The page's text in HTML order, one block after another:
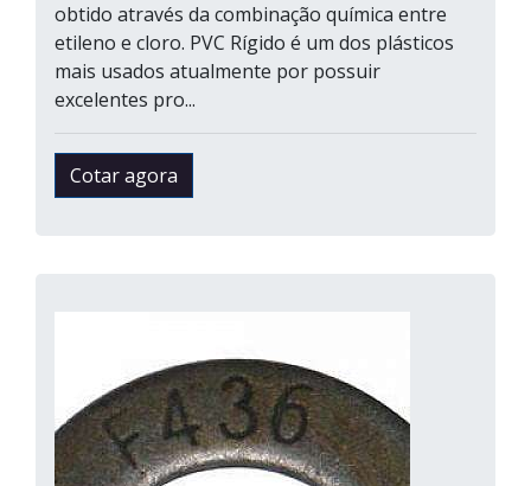
obtido através da combinação química entre
etileno e cloro. PVC Rígido é um dos plásticos
mais usados atualmente por possuir
excelentes pro...
Cotar agora